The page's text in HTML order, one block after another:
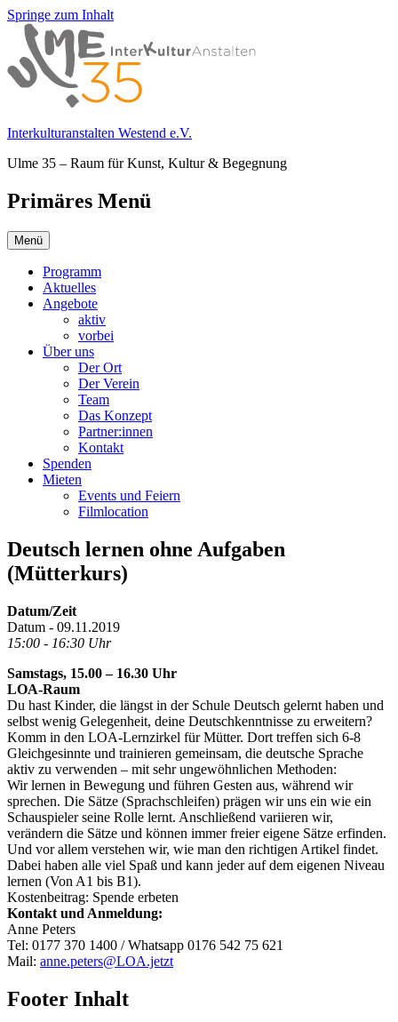
Springe zum Inhalt
Interkulturanstalten Westend e.V.
Ulme 35 – Raum für Kunst, Kultur & Begegnung
Primäres Menü
Menü
Programm
Aktuelles
Angebote
aktiv
vorbei
Über uns
Der Ort
Der Verein
Team
Das Konzept
Partner:innen
Kontakt
Spenden
Mieten
Events und Feiern
Filmlocation
Deutsch lernen ohne Aufgaben
(Mütterkurs)
Datum/Zeit
Datum - 09.11.2019
15:00 - 16:30 Uhr
Samstags, 15.00 – 16.30 Uhr
LOA-Raum
Du hast Kinder, die längst in der Schule Deutsch gelernt haben und
selbst wenig Gelegenheit, deine Deutschkenntnisse zu erweitern?
Komm in den LOA-Lernzirkel für Mütter. Dort treffen sich 6-8
Gleichgesinnte und trainieren gemeinsam, die deutsche Sprache
aktiv zu verwenden – mit sehr ungewöhnlichen Methoden:
Wir lernen in Bewegung und führen Gesten aus, während wir
sprechen. Die Sätze (Sprachschleifen) prägen wir uns ein wie ein
Schauspieler seine Rolle lernt. Anschließend variieren wir,
verändern die Sätze und können immer freier eigene Sätze erfinden.
Und vor allem verstehen wir, wie man den richtigen Artikel findet.
Dabei haben alle viel Spaß und kann jeder auf dem eigenen Niveau
lernen (Von A1 bis B1).
Kostenbeitrag: Spende erbeten
Kontakt und Anmeldung:
Anne Peters
Tel: 0177 370 1400 / Whatsapp 0176 542 75 621
Mail: anne.peters@LOA.jetzt
Footer Inhalt